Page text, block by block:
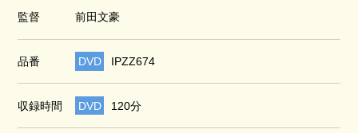
監督 前田文豪
品番 DVD IPZZ674
収録時間 DVD 120分